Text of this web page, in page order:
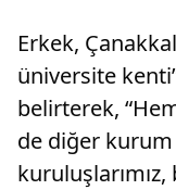
Erkek,
üniversite
belirterek,
de diğer